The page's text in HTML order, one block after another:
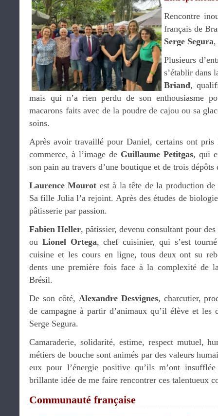
Rencontre
français de
Serge Segura,
Plusieurs
s’établir dans
Briand,
mais qui n’a rien perdu de son enthousiasme
macarons faits avec de la poudre de cajou ou sa
soins.
Après avoir travaillé pour Daniel, certains ont
commerce, à l’image de Guillaume Petitgas, qui
son pain au travers d’une boutique et de trois dépôts
Laurence Mourot est à la tête de la production
Sa fille Julia l’a rejoint. Après des études de
pâtisserie par passion.
Fabien Heller, pâtissier, devenu consultant pour
ou Lionel Ortega, chef cuisinier, qui s’est
cuisine et les cours en ligne, tous deux ont su
dents une première fois face à la complexité de
Brésil.
De son côté, Alexandre Desvignes, charcutier,
de campagne à partir d’animaux qu’il élève et les
Serge Segura.
Camaraderie, solidarité, estime, respect mutuel,
métiers de bouche sont animés par des valeurs
eux pour l’énergie positive qu’ils m’ont
brillante idée de me faire rencontrer ces talentueux
Communauté française